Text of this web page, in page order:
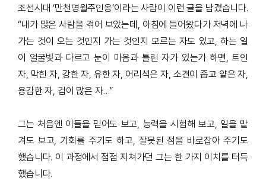
조선시대‘만천명월주인옹’이라는 사람이 이런 글을 남겼습니다.
“내가 많은 사람을 겪어 보았는데, 아침에 들어왔다가 저녁에 나
가는 것이 오는 것인지 가는 것인지 모르는 자도 있고,하는 일
이 얼굴빛과 다르고 눈이 마음과 틀린 자가 있는가 하면,트인
자, 막힌 자, 강한 자, 유한 자, 어리석은 자, 소견이 좁고 얕은 자,
용감한 자, 겁이 많은 자…”
그는 처음엔 이들을 믿어도 보고, 능력을 시험해 보고, 일을 맡
겨도 보고, 기회를 주기도 하고, 잘못된 점을 바로잡아 주기도
했습니다. 이 과정에서 점점 지쳐가던 그는 한 가지 이치를 터득
했습니다.